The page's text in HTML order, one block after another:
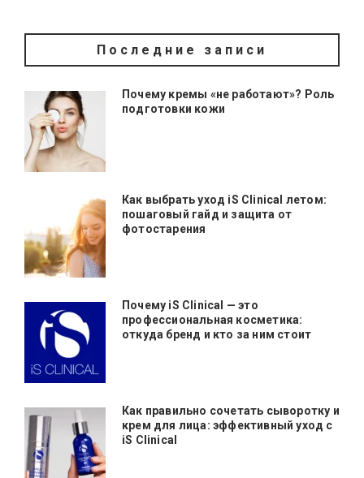
Последние записи
Почему кремы «не работают»? Роль
подготовки кожи
Как выбрать уход iS Clinical летом:
пошаговый гайд и защита от
фотостарения
Почему iS Clinical — это
профессиональная косметика:
откуда бренд и кто за ним стоит
Как правильно сочетать сыворотку и
крем для лица: эффективный уход с
iS Clinical